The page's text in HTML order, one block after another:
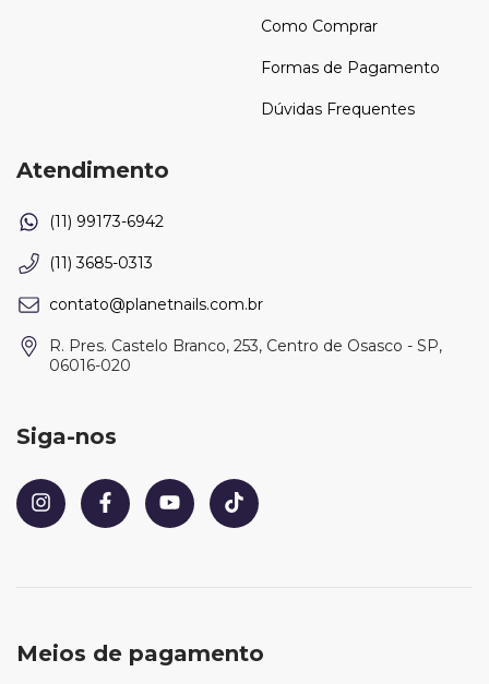
Como Comprar
Formas de Pagamento
Dúvidas Frequentes
Atendimento
(11) 3685-0313
contato@planetnails.com.br
R. Pres. Castelo Branco, 253, Centro de Osasco - SP,
06016-020
Siga-nos
Meios de pagamento